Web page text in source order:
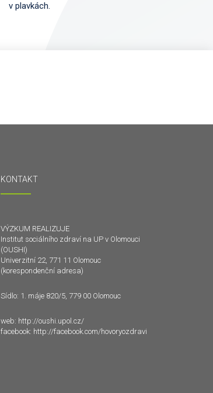
v plavkách.
KONTAKT
VÝZKUM REALIZUJE
Institut sociálního zdraví na UP v Olomouci
(OUSHI)
Univerzitní 22, 771 11 Olomouc
(korespondenční adresa)
Sídlo: 1. máje 820/5, 779 00 Olomouc
web: http://oushi.upol.cz/
facebook: http://facebook.com/hovoryozdravi